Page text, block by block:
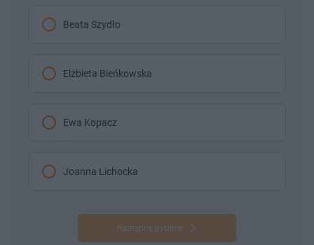
Beata Szydło
Elżbieta Bieńkowska
Ewa Kopacz
Joanna Lichocka
Następne pytanie